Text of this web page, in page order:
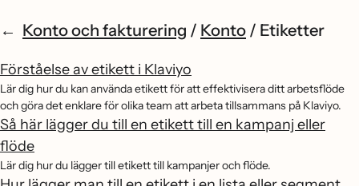
Konto och fakturering / Konto / Etiketter
Förståelse av etikett i Klaviyo
Lär dig hur du kan använda etikett för att effektivisera ditt arbetsflöde
och göra det enklare för olika team att arbeta tillsammans på Klaviyo.
Så här lägger du till en etikett till en kampanj eller
flöde
Lär dig hur du lägger till etikett till kampanjer och flöde.